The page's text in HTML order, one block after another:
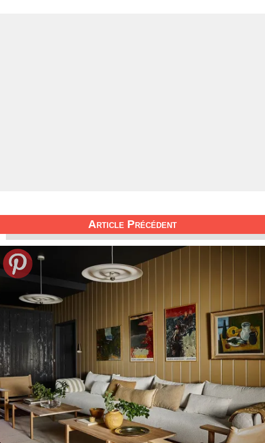
Article Précédent